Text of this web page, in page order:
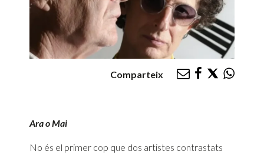
Comparteix
Ara o Mai
No és el primer cop que dos artistes contrastats